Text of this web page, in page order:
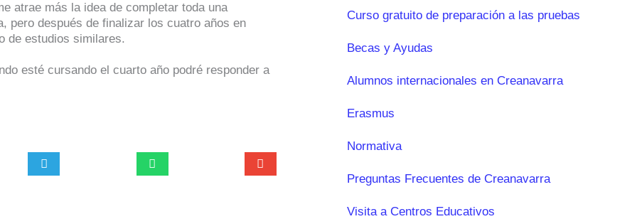
atrae más la idea de completar toda una
pero después de finalizar los cuatro años en
de estudios similares.
esté cursando el cuarto año podré responder a
Curso gratuito de preparación a las pruebas
Becas y Ayudas
Alumnos internacionales en Creanavarra
Erasmus
Normativa
Preguntas Frecuentes de Creanavarra
Visita a Centros Educativos